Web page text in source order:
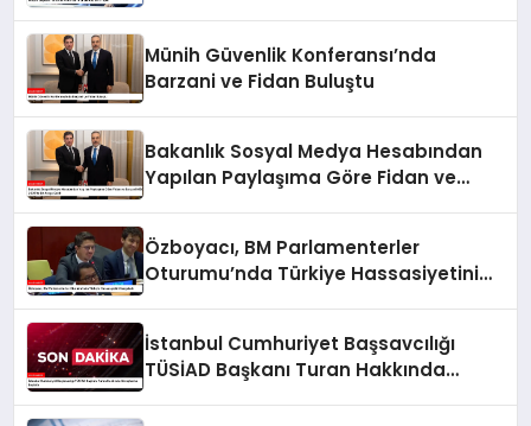
Münih Güvenlik Konferansı’nda
Barzani ve Fidan Buluştu
Bakanlık Sosyal Medya Hesabından
Yapılan Paylaşıma Göre Fidan ve
Özboyacı, BM Parlamenterler
Oturumu’nda Türkiye Hassasiyetini
İstanbul Cumhuriyet Başsavcılığı
TÜSİAD Başkanı Turan Hakkında